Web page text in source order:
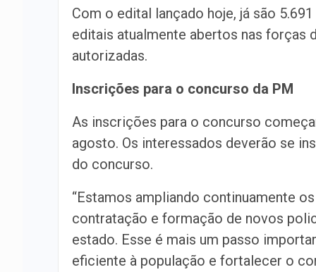
Com o edital lançado hoje, já são
editais atualmente abertos nas forças
autorizadas.
Inscrições para o concurso da PM
As inscrições para o concurso
agosto. Os interessados deverão se
do concurso.
“Estamos ampliando continuamente
contratação e formação de novos
estado. Esse é mais um passo
eficiente à população e fortalecer o